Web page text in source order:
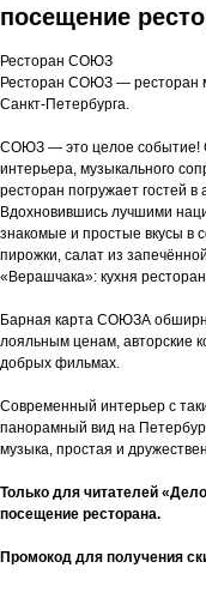
посещение
Ресторан СОЮЗ
Ресторан СОЮЗ — ресторан
Санкт-Петербурга.
СОЮЗ — это целое событие!
интерьера, музыкального
ресторан погружает гостей
Вдохновившись лучшими
знакомые и простые вкусы в
пирожки, салат из
«Верашчака»: кухня
Барная карта СОЮЗА
лояльным ценам, авторские
добрых фильмах.
Современный интерьер с
панорамный вид на
музыка, простая и
Только для читателей
посещение ресторана.
Промокод для получения